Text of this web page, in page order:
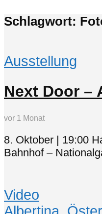
Schlagwort:
Ausstellung
Next Door –
vor 1 Monat
8. Oktober | 19:00
Bahnhof –
Video
Albertina,